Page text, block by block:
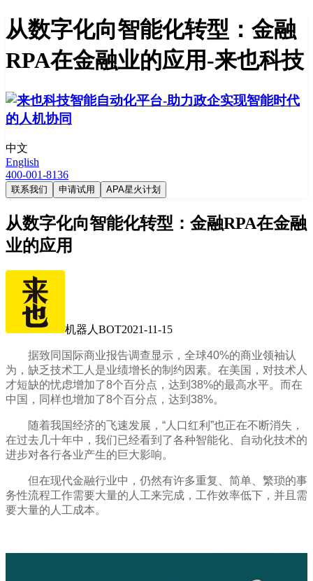
从数字化向智能化转型：金融
RPA在金融业的应用-来也科技
中文
English
400-001-8136
联系我们 申请试用 APA星火计划
从数字化向智能化转型：金融RPA在金融
业的应用
机器人BOT2021-11-15
据致同国际商业报告调查显示，全球40%的商业领袖认
为，缺乏技术工人是业绩增长的制约因素。在美国，对技术人
才短缺的忧虑增加了8个百分点，达到38%的最高水平。而在
中国，同样也增加了8个百分点，达到38%。
随着我国经济的飞速发展，“人口红利”也正在不断消失，
在过去几十年中，我们已经看到了各种智能化、自动化技术的
进步对各行各业产生的巨大影响。
但在现代金融行业中，仍然有许多重复、简单、繁琐的事
务性流程工作需要大量的人工来完成，工作效率低下，并且需
要大量的人工成本。